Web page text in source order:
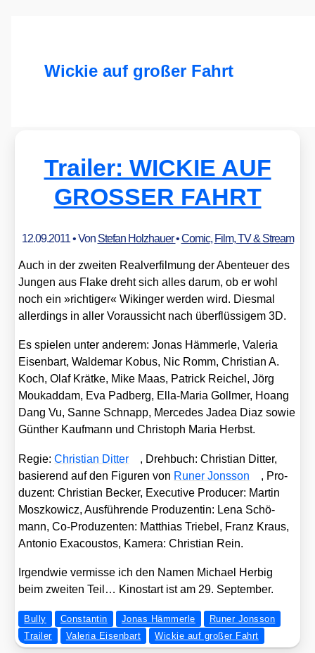
Wickie auf großer Fahrt
Trailer: WICKIE AUF
GROSSER FAHRT
12.09.2011• Von Stefan Holzhauer•Comic, Film, TV & Stream
Auch in der zwei­ten Real­ver­fil­mung der Aben­teu­er des
Jun­gen aus Fla­ke dreht sich alles dar­um, ob er wohl
noch ein »rich­ti­ger« Wikin­ger wer­den wird. Dies­mal
aller­dings in aller Vor­aus­sicht nach über­flüs­si­gem 3D.
Es spie­len unter ande­rem: Jonas Häm­mer­le, Vale­ria
Eisen­bart, Wal­de­mar Kobus, Nic Romm, Chris­ti­an A.
Koch, Olaf Krät­ke, Mike Maas, Patrick Rei­chel, Jörg
Mouk­ad­dam, Eva Pad­berg, Ella-Maria Goll­mer, Hoang
Dang Vu, San­ne Schnapp, Mer­ce­des Jadea Diaz sowie
Gün­ther Kauf­mann und Chris­toph Maria Herbst.
Regie:Chris­ti­an Dit­ter
, Dreh­buch: Chris­ti­an Dit­ter,
basie­rend auf den Figu­ren von Runer Jons­son
, Pro­
du­zent: Chris­ti­an Becker, Exe­cu­ti­ve Pro­du­cer: Mar­tin
Mosz­ko­wicz, Aus­füh­ren­de Pro­du­zen­tin: Lena Schö­
mann, Co-Pro­du­zen­ten: Mat­thi­as Trie­bel, Franz Kraus,
Anto­nio Exa­cous­tos, Kame­ra: Chris­ti­an Rein.
Irgend­wie ver­mis­se ich den Namen Micha­el Herbig
beim zwei­ten Teil… Kino­start ist am 29. Sep­tem­ber.
Bully Constantin Jonas Hämmerle
Runer Jonsson
Trailer
Valeria Eisenbart Wickie auf großer Fahrt